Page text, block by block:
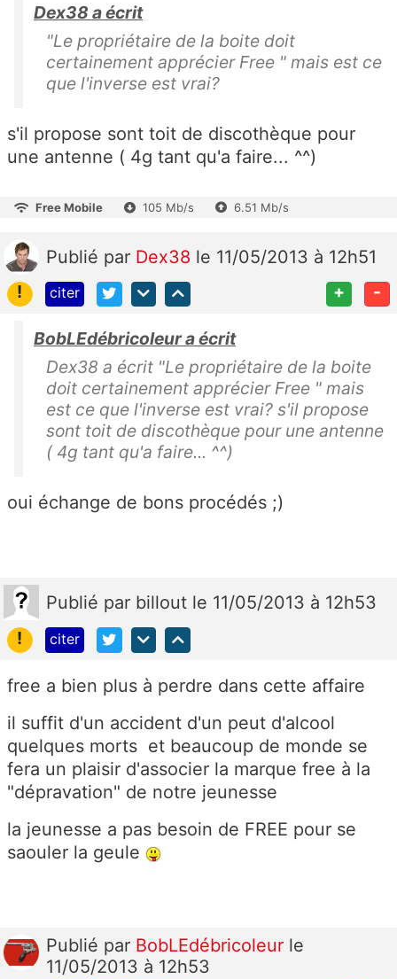
Dex38 a écrit
"Le propriétaire de la boite doit
certainement apprécier Free " mais est ce
que l'inverse est vrai?
s'il propose sont toit de discothèque pour
une antenne ( 4g tant qu'a faire... ^^)
Free Mobile 105 Mb/s 6.51 Mb/s
Publié par Dex38 le 11/05/2013 à 12h51
!
citer + -
BobLEdébricoleur a écrit
Dex38 a écrit "Le propriétaire de la boite
doit certainement apprécier Free " mais
est ce que l'inverse est vrai? s'il propose
sont toit de discothèque pour une antenne
( 4g tant qu'a faire... ^^)
oui échange de bons procédés ;)
Publié par billout le 11/05/2013 à 12h53
!
citer
free a bien plus à perdre dans cette affaire
il suffit d'un accident d'un peut d'alcool
quelques morts et beaucoup de monde se
fera un plaisir d'associer la marque free à la
"dépravation" de notre jeunesse
la jeunesse a pas besoin de FREE pour se
saouler la geule
Publié par BobLEdébricoleur le
11/05/2013 à 12h53